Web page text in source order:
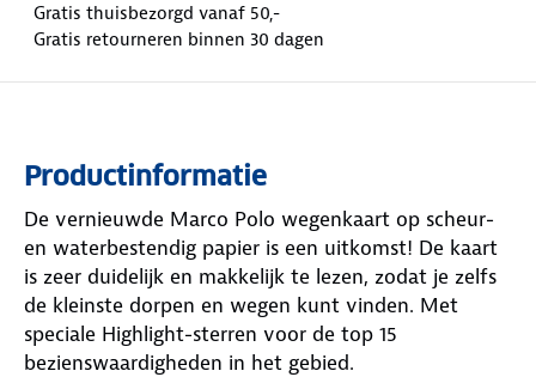
Gratis thuisbezorgd vanaf 50,-
Gratis retourneren binnen 30 dagen
Productinformatie
De vernieuwde Marco Polo wegenkaart op scheur-
en waterbestendig papier is een uitkomst! De kaart
is zeer duidelijk en makkelijk te lezen, zodat je zelfs
de kleinste dorpen en wegen kunt vinden. Met
speciale Highlight-sterren voor de top 15
bezienswaardigheden in het gebied.